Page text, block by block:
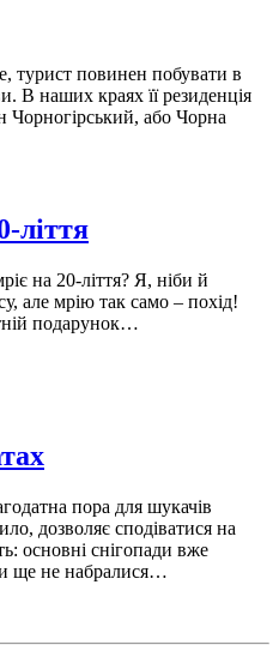
турист повинен побувати в
В наших краях її резиденція
Чорногірський, або Чорна
ліття
на 20-ліття? Я, ніби й
але мрію так само – похід!
подарунок…
пора для шукачів
дозволяє сподіватися на
основні снігопади вже
ще не набралися…